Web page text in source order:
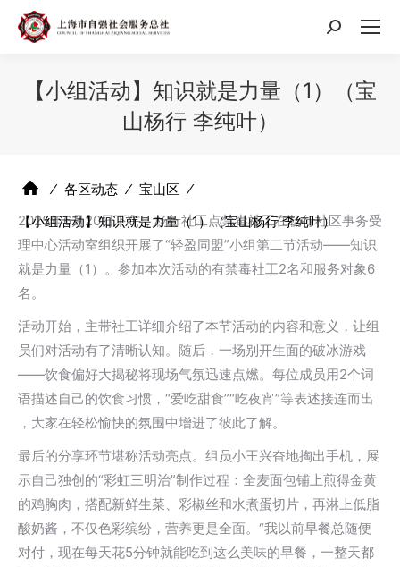
搜
【小组活动】知识就是力量（1）（宝
山杨行 李纯叶）
⁄ 各区动态 ⁄ 宝山区 ⁄
【小组活动】知识就是力量（1）（宝山杨行 李纯叶）
2025年6月20日下午，杨行社工点禁毒社工在杨行社区事务受
理中心活动室组织开展了“轻盈同盟”小组第二节活动——知识
就是力量（1）。参加本次活动的有禁毒社工2名和服务对象6
名。
活动开始，主带社工详细介绍了本节活动的内容和意义，让组
员们对活动有了清晰认知。随后，一场别开生面的破冰游戏
——饮食偏好大揭秘将现场气氛迅速点燃。每位成员用2个词
语描述自己的饮食习惯，“爱吃甜食”“吃夜宵”等表述接连而出
，大家在轻松愉快的氛围中增进了彼此了解。
最后的分享环节堪称活动亮点。组员小王兴奋地掏出手机，展
示自己独创的“彩虹三明治”制作过程：全麦面包铺上煎得金黄
的鸡胸肉，搭配新鲜生菜、彩椒丝和水煮蛋切片，再淋上低脂
酸奶酱，不仅色彩缤纷，营养更是全面。“我以前早餐总随便
对付，现在每天花5分钟就能吃到这么美味的早餐，一整天都